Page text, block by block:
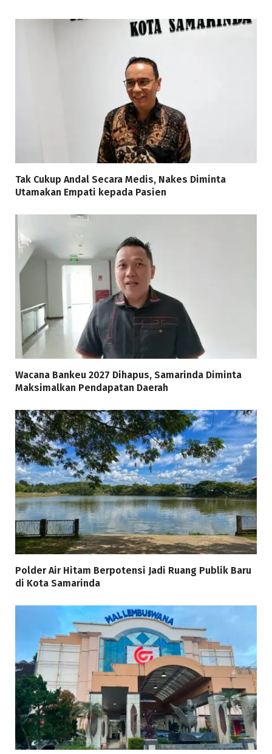
Tak Cukup Andal Secara Medis, Nakes Diminta
Utamakan Empati kepada Pasien
Wacana Bankeu 2027 Dihapus, Samarinda Diminta
Maksimalkan Pendapatan Daerah
Polder Air Hitam Berpotensi Jadi Ruang Publik Baru
di Kota Samarinda